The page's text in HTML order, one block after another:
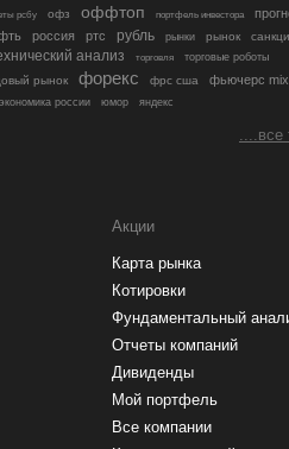
рсбу офз оффтоп портфель инвестора
россия ртс рубль рынки рынок
анализ торговля торговые роботы
рынок форекс фрс сша фьючерс mix
экономика россии юмор яндекс
....все
Акции
Карта рынка
Котировки
Фундаментальный
Отчеты компаний
Дивиденды
Мой портфель
Все компании